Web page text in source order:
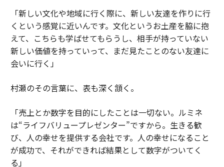
「新しい文化や地域に行く際に、新しい友達を作りに行
くという感覚に近いんです。文化というお土産を脇に抱
えて、こちらも学ばせてもらうし、相手が持っていない
新しい価値を持っていって、まだ見たことのない友達に
会いに行く」
村瀬のその言葉に、表も深く頷く。
「売上とか数字を目的にしたことは一切ない。ルミネ
は“ライフバリュープレゼンター”ですから。生きる歓
び、人の幸せを提供する会社です。人の幸せになること
が成功で、それができれば結果として数字がついてく
る」